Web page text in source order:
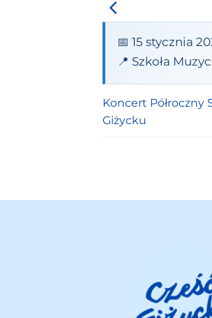
📅 15 stycznia
📍 Szkoła
Koncert Półroczny
Giżycku